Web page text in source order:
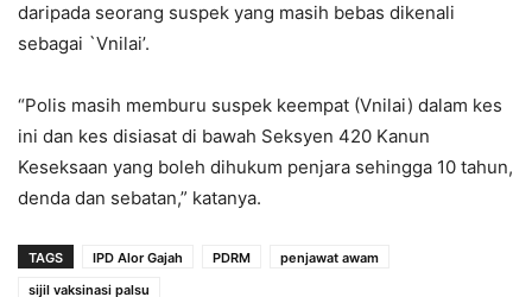
daripada seorang suspek yang masih bebas dikenali
sebagai `Vnilai’.
“Polis masih memburu suspek keempat (Vnilai) dalam kes
ini dan kes disiasat di bawah Seksyen 420 Kanun
Keseksaan yang boleh dihukum penjara sehingga 10 tahun,
denda dan sebatan,” katanya.
TAGS IPD Alor Gajah PDRM
penjawat awam
sijil vaksinasi palsu